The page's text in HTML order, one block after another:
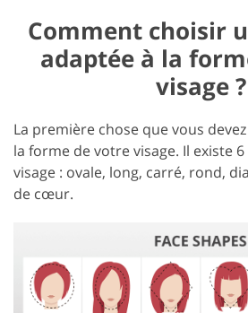
Comment choisir
adaptée à la
visage ?
La première chose que vous
la forme de votre visage. Il existe
visage : ovale, long, carré, rond,
de cœur.